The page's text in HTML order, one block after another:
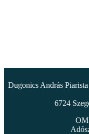
Dugonics András
6724
OM